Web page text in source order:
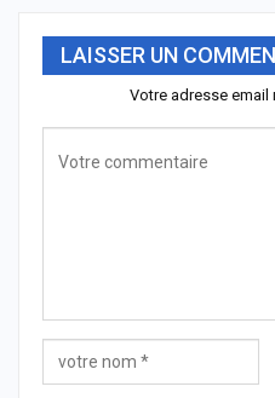
LAISSER UN
Votre adresse email